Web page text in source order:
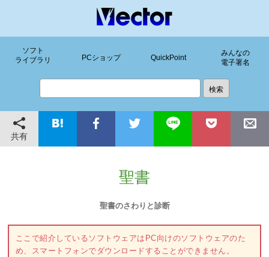
ソフト
ライブラリ
PCショップ QuickPoint
みんなの
電子署名
共有
聖書
聖書のさわりと診断
ここで紹介しているソフトウェアはPC向けのソフトウェアのた
め、スマートフォンでダウンロードすることができません。